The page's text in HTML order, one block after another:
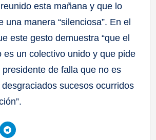
esta mañana y que lo
una manera “silenciosa”. En el
este gesto demuestra “que el
es un colectivo unido y que pide
de falla que no es
sucesos ocurridos